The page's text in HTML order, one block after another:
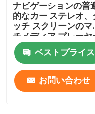
ナビゲーションの普
的なカー ステレオ、
ッチ スクリーンのマ
チメディア プレーヤ
1920 × 720 IPS
ベストプライス
お問い合わせ